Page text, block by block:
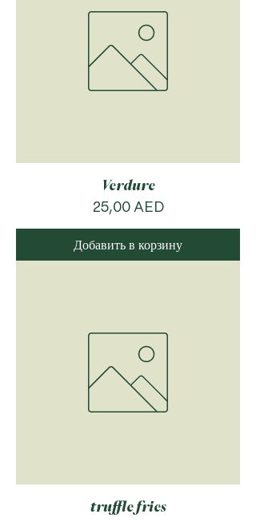
Verdure
Цена
25,00 AED
Добавить в корзину
truffle fries